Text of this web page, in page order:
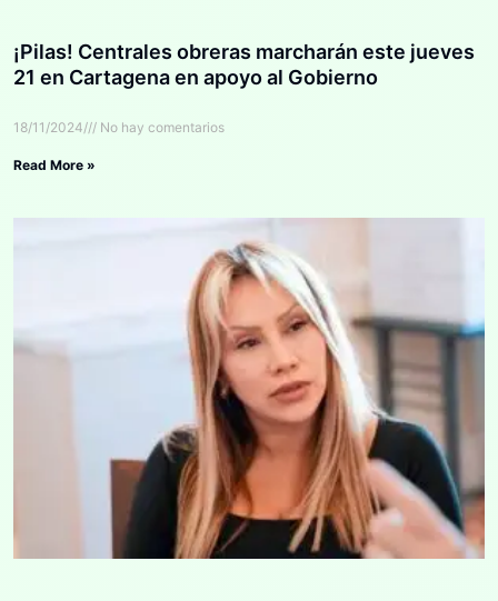
¡Pilas! Centrales obreras marcharán este jueves
21 en Cartagena en apoyo al Gobierno
18/11/2024 No hay comentarios
Read More »